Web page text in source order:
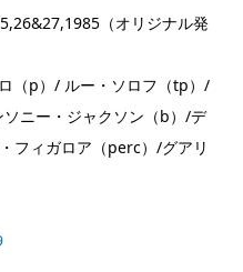
（オリジナル発
（p）/ ルー・ソロフ（tp）/
ニー・ジャクソン（b）/デ
フィガロア（perc）/グアリ